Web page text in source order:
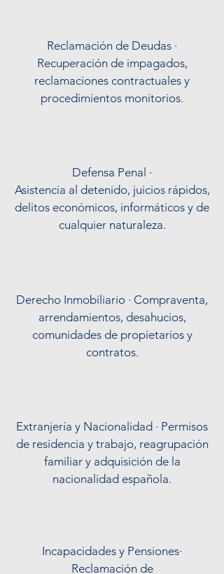
Reclamación de Deudas ·
Recuperación de impagados,
reclamaciones contractuales y
procedimientos monitorios.
Defensa Penal ·
Asistencia al detenido, juicios rápidos,
delitos económicos, informáticos y de
cualquier naturaleza.
Derecho Inmobiliario · Compraventa,
arrendamientos, desahucios,
comunidades de propietarios y
contratos.
Extranjería y Nacionalidad · Permisos
de residencia y trabajo, reagrupación
familiar y adquisición de la
nacionalidad española.
Incapacidades y Pensiones·
Reclamación de